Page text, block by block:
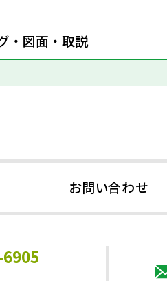
・図面・取説
お問い合わせ